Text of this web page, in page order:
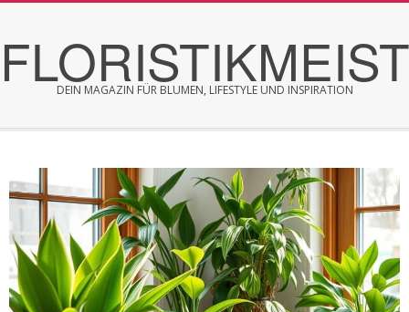
content
DEIN MAGAZIN FÜR BLUMEN, LIFESTYLE UND INSPIRATION
Menu